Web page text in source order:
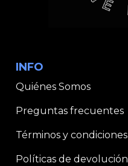
INFO
Quiénes Somos
Preguntas frecuentes
Términos y condiciones
Políticas de devolución